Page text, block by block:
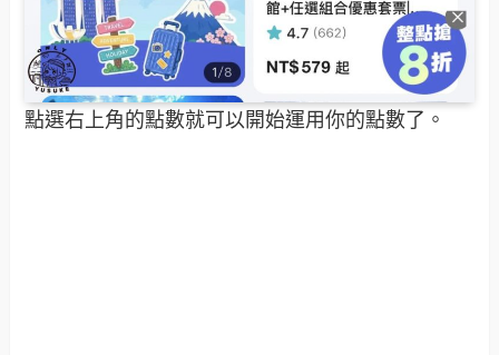
點選右上角的點數就可以開始運用你的點數了。